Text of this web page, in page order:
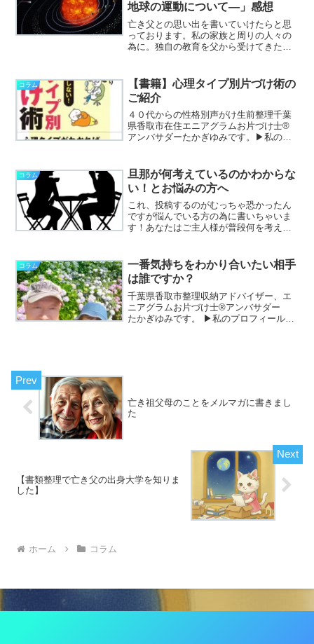
地球の運動について―」感想
亡き父との思い出を書いていけたらと思
っております。私の家族と周りの人々の
為に。独自の教育を父から受けてきたの
やさん ゆみです。頭、心、物、時間、
お金をお片づけしながら、あ...
コラム
【書籍】心理タイプ別片づけ術の
ご紹介
４０代からの性格別声がけ生前整理千葉
県香取市在住エニアグラムお片づけ士®
アンバサダーたかぎゆみです。▶私のプ
星のおかたづけ」はこちら幾ら幸せはな
るものじゃない感じるもの...
コラム
旦那が何考えているのかわからな
い！とお悩みの方へ
これ、投稿するのがむっちゃ恐かったん
ですが悩んでいる方の為に書いちゃいま
す！あなたはご主人様が普段何を考えて
沢山ありました。私が男性脳っぽいの
は、もしかして強み？かもと...
コラム
一番気持ちをわかり合いたい相手
は誰ですか？
千葉県香取市整理収納アドバイザー、エ
ニアグラムお片づけ士®アンバサダー
たかぎゆみです。 ▶私のプロフィールは
亡き祖父母のことをメルマガに書きまし
た
【書類整理で亡き父の出身大学を知りま
した】
ホーム コラム